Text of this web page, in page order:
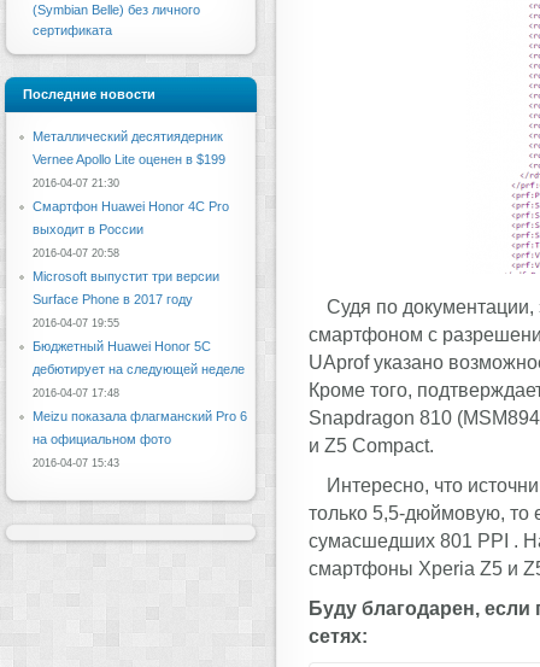
Судя по
смартфоном с
UAprof указано
Кроме того,
Snapdragon 810
и Z5 Compact.
Интересно, что
только 5,5-дюймовую, то
сумасшедших 801 PPI .
смартфоны Xperia Z5 и
Буду благодарен, если
сетях:
(Symbian Belle) без личного
сертификата
Последние новости
Металлический десятиядерник
Vernee Apollo Lite оценен в $199
2016-04-07 21:30
Смартфон Huawei Honor 4C Pro
выходит в России
2016-04-07 20:58
Microsoft выпустит три версии
Surface Phone в 2017 году
2016-04-07 19:55
Бюджетный Huawei Honor 5C
дебютирует на следующей неделе
2016-04-07 17:48
Meizu показала флагманский Pro 6
на официальном фото
2016-04-07 15:43